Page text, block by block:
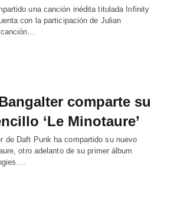
una canción inédita titulada Infinity
con la participación de Julian
canción…
comparte su
‘Le Minotaure’
de Daft Punk ha compartido su nuevo
otro adelanto de su primer álbum